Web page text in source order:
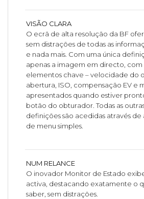
VISÃO CLARA
O ecrã de alta resolução da BF
sem distrações de todas as
e nada mais. Com uma única
apenas a imagem em directo, com
elementos chave – velocidade do
abertura, ISO, compensação EV e
apresentados quando estiver
botão do obturador. Todas as
definições são acedidas através de
de menu simples.
NUM RELANCE
O inovador Monitor de Estado
activa, destacando exatamente o
saber, sem distrações.